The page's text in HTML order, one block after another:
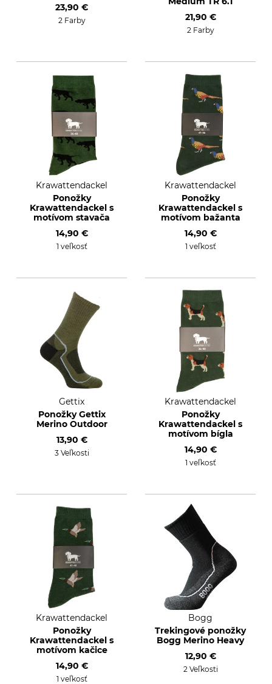
23,90 €
2 Farby
21,90 €
2 Farby
Krawattendackel
Ponožky
Krawattendackel s
motívom stavača
14,90 €
1 veľkosť
Krawattendackel
Ponožky
Krawattendackel s
motívom bažanta
14,90 €
1 veľkosť
Gettix
Ponožky Gettix
Merino Outdoor
13,90 €
3 Veľkosti
Krawattendackel
Ponožky
Krawattendackel s
motívom bígla
14,90 €
1 veľkosť
Krawattendackel
Ponožky
Krawattendackel s
motívom kačice
14,90 €
1 veľkosť
Bogg
Trekingové ponožky
Bogg Merino Heavy
12,90 €
2 Veľkosti